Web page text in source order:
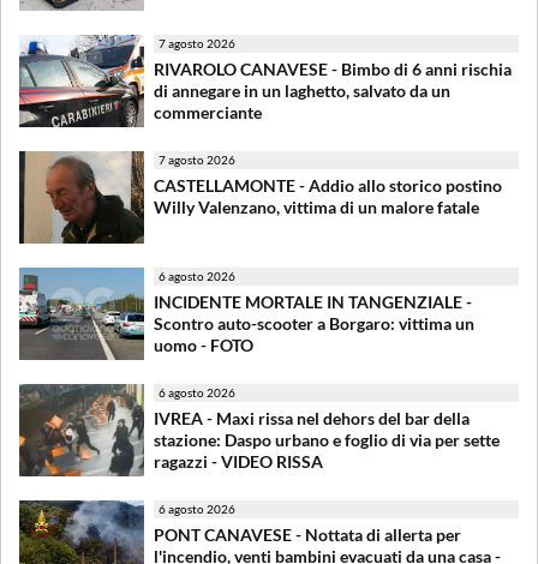
7 agosto 2026
RIVAROLO CANAVESE - Bimbo di 6 anni rischia
di annegare in un laghetto, salvato da un
commerciante
7 agosto 2026
CASTELLAMONTE - Addio allo storico postino
Willy Valenzano, vittima di un malore fatale
6 agosto 2026
INCIDENTE MORTALE IN TANGENZIALE -
Scontro auto-scooter a Borgaro: vittima un
uomo - FOTO
6 agosto 2026
IVREA - Maxi rissa nel dehors del bar della
stazione: Daspo urbano e foglio di via per sette
ragazzi - VIDEO RISSA
6 agosto 2026
PONT CANAVESE - Nottata di allerta per
l'incendio, venti bambini evacuati da una casa -